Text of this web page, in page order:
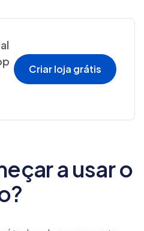
Criar loja grátis
a usar o